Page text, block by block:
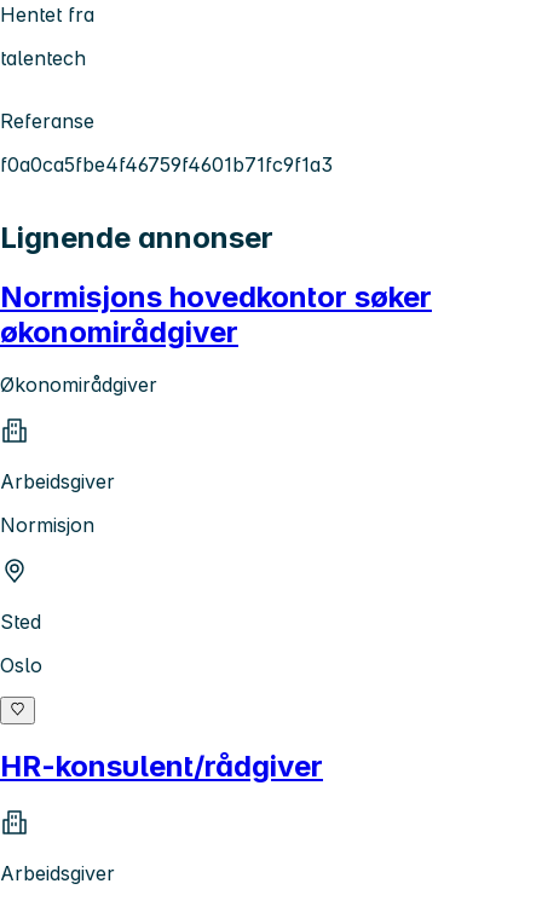
Hentet fra
talentech
Referanse
f0a0ca5fbe4f46759f4601b71fc9f1a3
Lignende annonser
Normisjons hovedkontor søker
økonomirådgiver
Økonomirådgiver
Arbeidsgiver
Normisjon
Sted
Oslo
HR-konsulent/rådgiver
Arbeidsgiver